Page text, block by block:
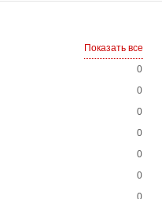
Показать все
0
0
0
0
0
0
0